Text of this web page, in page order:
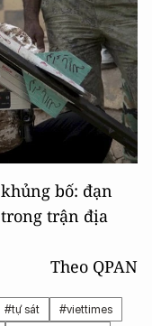
bố: đạn
trận địa
Theo QPAN
#tự sát
#viettimes